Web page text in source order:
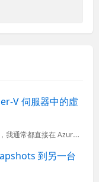
V 伺服器中的虛
我現在已經很少在公司內部部署測試機的 VM 了，我通常都直接在 Azure 上面部署測試機，用完就砍掉，透過 Azure CLI 基本上兩分鐘就可以搞定一台，非常方便。不過，我們有個專案的測試機所需的
到另一台